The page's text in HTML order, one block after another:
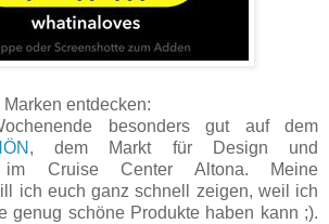
entdecken:
besonders gut auf dem
, dem Markt für Design und
im Cruise Center Altona. Meine
ich euch ganz schnell zeigen, weil ich
genug schöne Produkte haben kann ;).